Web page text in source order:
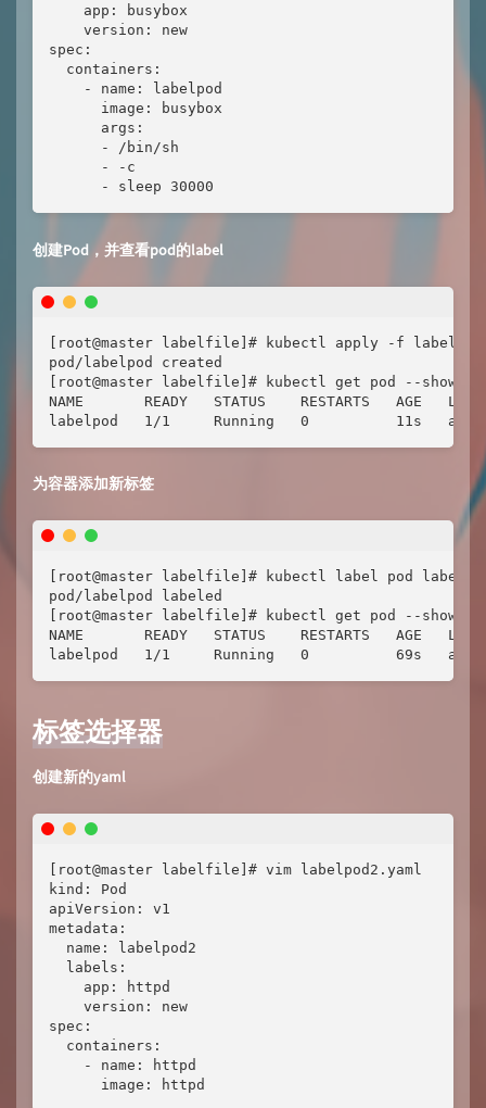
app: busybox
version: new
spec:
  containers:
- name: labelpod
image: busybox
args:
- /bin/sh
- -c
- sleep 30000
创建Pod，并查看pod的label
[root@master labelfile]# kubectl apply -f
pod/labelpod created
[root@master labelfile]# kubectl get pod --show-
NAME       READY   STATUS    RESTARTS   AGE
labelpod   1/1     Running   0          11s
为容器添加新标签
[root@master labelfile]# kubectl label pod
pod/labelpod labeled
[root@master labelfile]# kubectl get pod --show-
NAME       READY   STATUS    RESTARTS   AGE
labelpod   1/1     Running   0          69s
标签选择器
创建新的yaml
[root@master labelfile]# vim labelpod2.yaml
kind: Pod
apiVersion: v1
metadata:
  name: labelpod2
  labels:
app: httpd
version: new
spec:
  containers:
- name: httpd
image: httpd